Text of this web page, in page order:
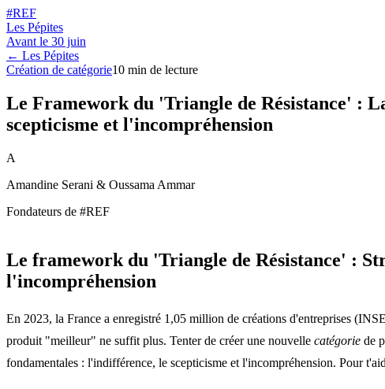
#REF
Les Pépites
Avant le 30 juin
← Les Pépites
Création de catégorie10 min de lecture
Le Framework du 'Triangle de Résistance' :
scepticisme et l'incompréhension
A
Amandine Serani & Oussama Ammar
Fondateurs de #REF
Le framework du 'Triangle de Résistance' :
l'incompréhension
En 2023, la France a enregistré 1,05 million de créations d'entreprises
produit "meilleur" ne suffit plus. Tenter de créer une nouvelle catégorie de
fondamentales : l'indifférence, le scepticisme et l'incompréhension. Pour